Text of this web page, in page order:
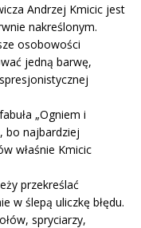
Andrzej Kmicic jest
nakreślonym.
osobowości
jedną barwę,
„Ogniem i
bo najbardziej
właśnie Kmicic
przekreślać
w ślepą uliczkę błędu.
spryciarzy,